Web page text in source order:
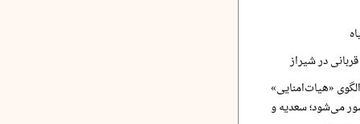
در شیراز
«هیات‌امنایی»
می‌شود؛ سعدیه و